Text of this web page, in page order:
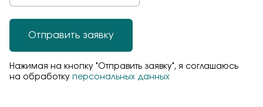
Отправить заявку
Нажимая на кнопку "Отправить заявку", я соглашаюсь
на обработку персональных данных